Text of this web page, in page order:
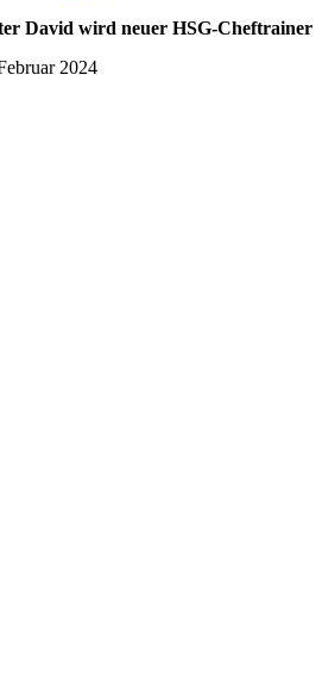
David wird neuer HSG-Cheftrainer
2024